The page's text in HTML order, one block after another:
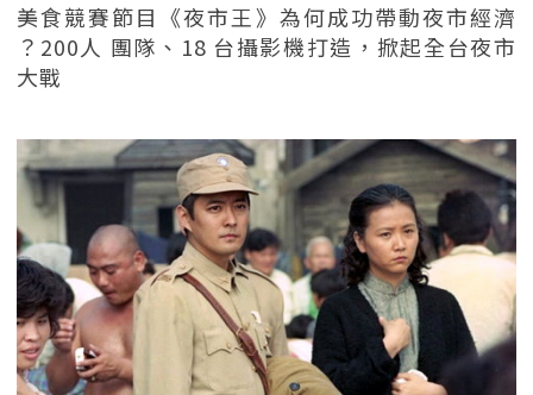
美食競賽節目《夜市王》為何成功帶動夜市經濟
？200人 團隊、18 台攝影機打造，掀起全台夜市
大戰